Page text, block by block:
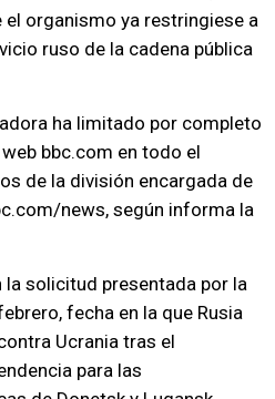
organismo ya restringiese a
ruso de la cadena pública
ha limitado por completo
bbc.com en todo el
de la división encargada de
news, según informa la
solicitud presentada por la
fecha en la que Rusia
Ucrania tras el
para las